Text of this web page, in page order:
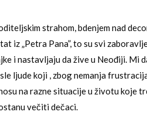
strahom, bdenjem nad
iz „Petra Pana”, to su svi
i nastavljaju da žive u Neođiji. Mi
ljude koji , zbog nemanja
na razne situacije u životu koje
večiti dečaci.